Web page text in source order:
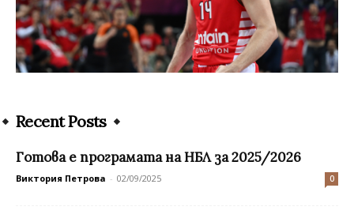
Recent Posts
Готова е програмата на НБЛ за 2025/2026
Виктория Петрова - 02/09/2025 0